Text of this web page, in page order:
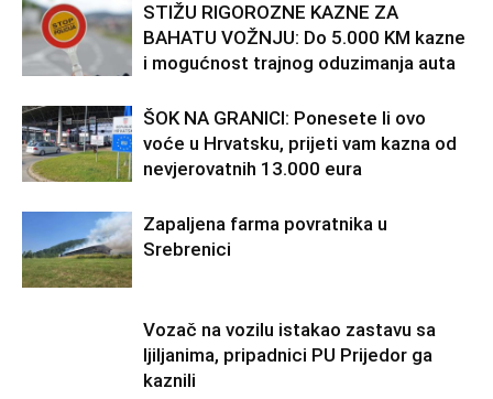
STIŽU RIGOROZNE KAZNE ZA
BAHATU VOŽNJU: Do 5.000 KM kazne
i mogućnost trajnog oduzimanja auta
ŠOK NA GRANICI: Ponesete li ovo
voće u Hrvatsku, prijeti vam kazna od
nevjerovatnih 13.000 eura
Zapaljena farma povratnika u
Srebrenici
Vozač na vozilu istakao zastavu sa
ljiljanima, pripadnici PU Prijedor ga
kaznili